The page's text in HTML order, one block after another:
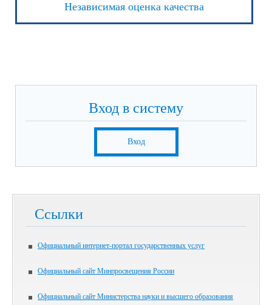
Независимая оценка качества
Вход в систему
Вход
Ссылки
Официальный интернет-портал государственных услуг
Официальный сайт Минпросвещения России
Официальный сайт Министерства науки и высшего образования